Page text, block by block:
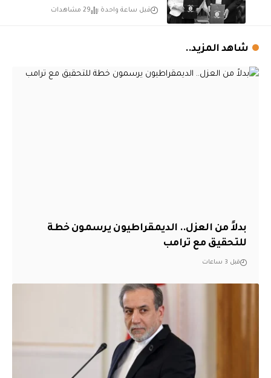
قبل ساعة واحدة 29 مشاهدات
شاهد المزيد..
بدلاً من العزل.. الديمقراطيون يرسمون خطة
للتحقيق مع ترامب
قبل 3 ساعات